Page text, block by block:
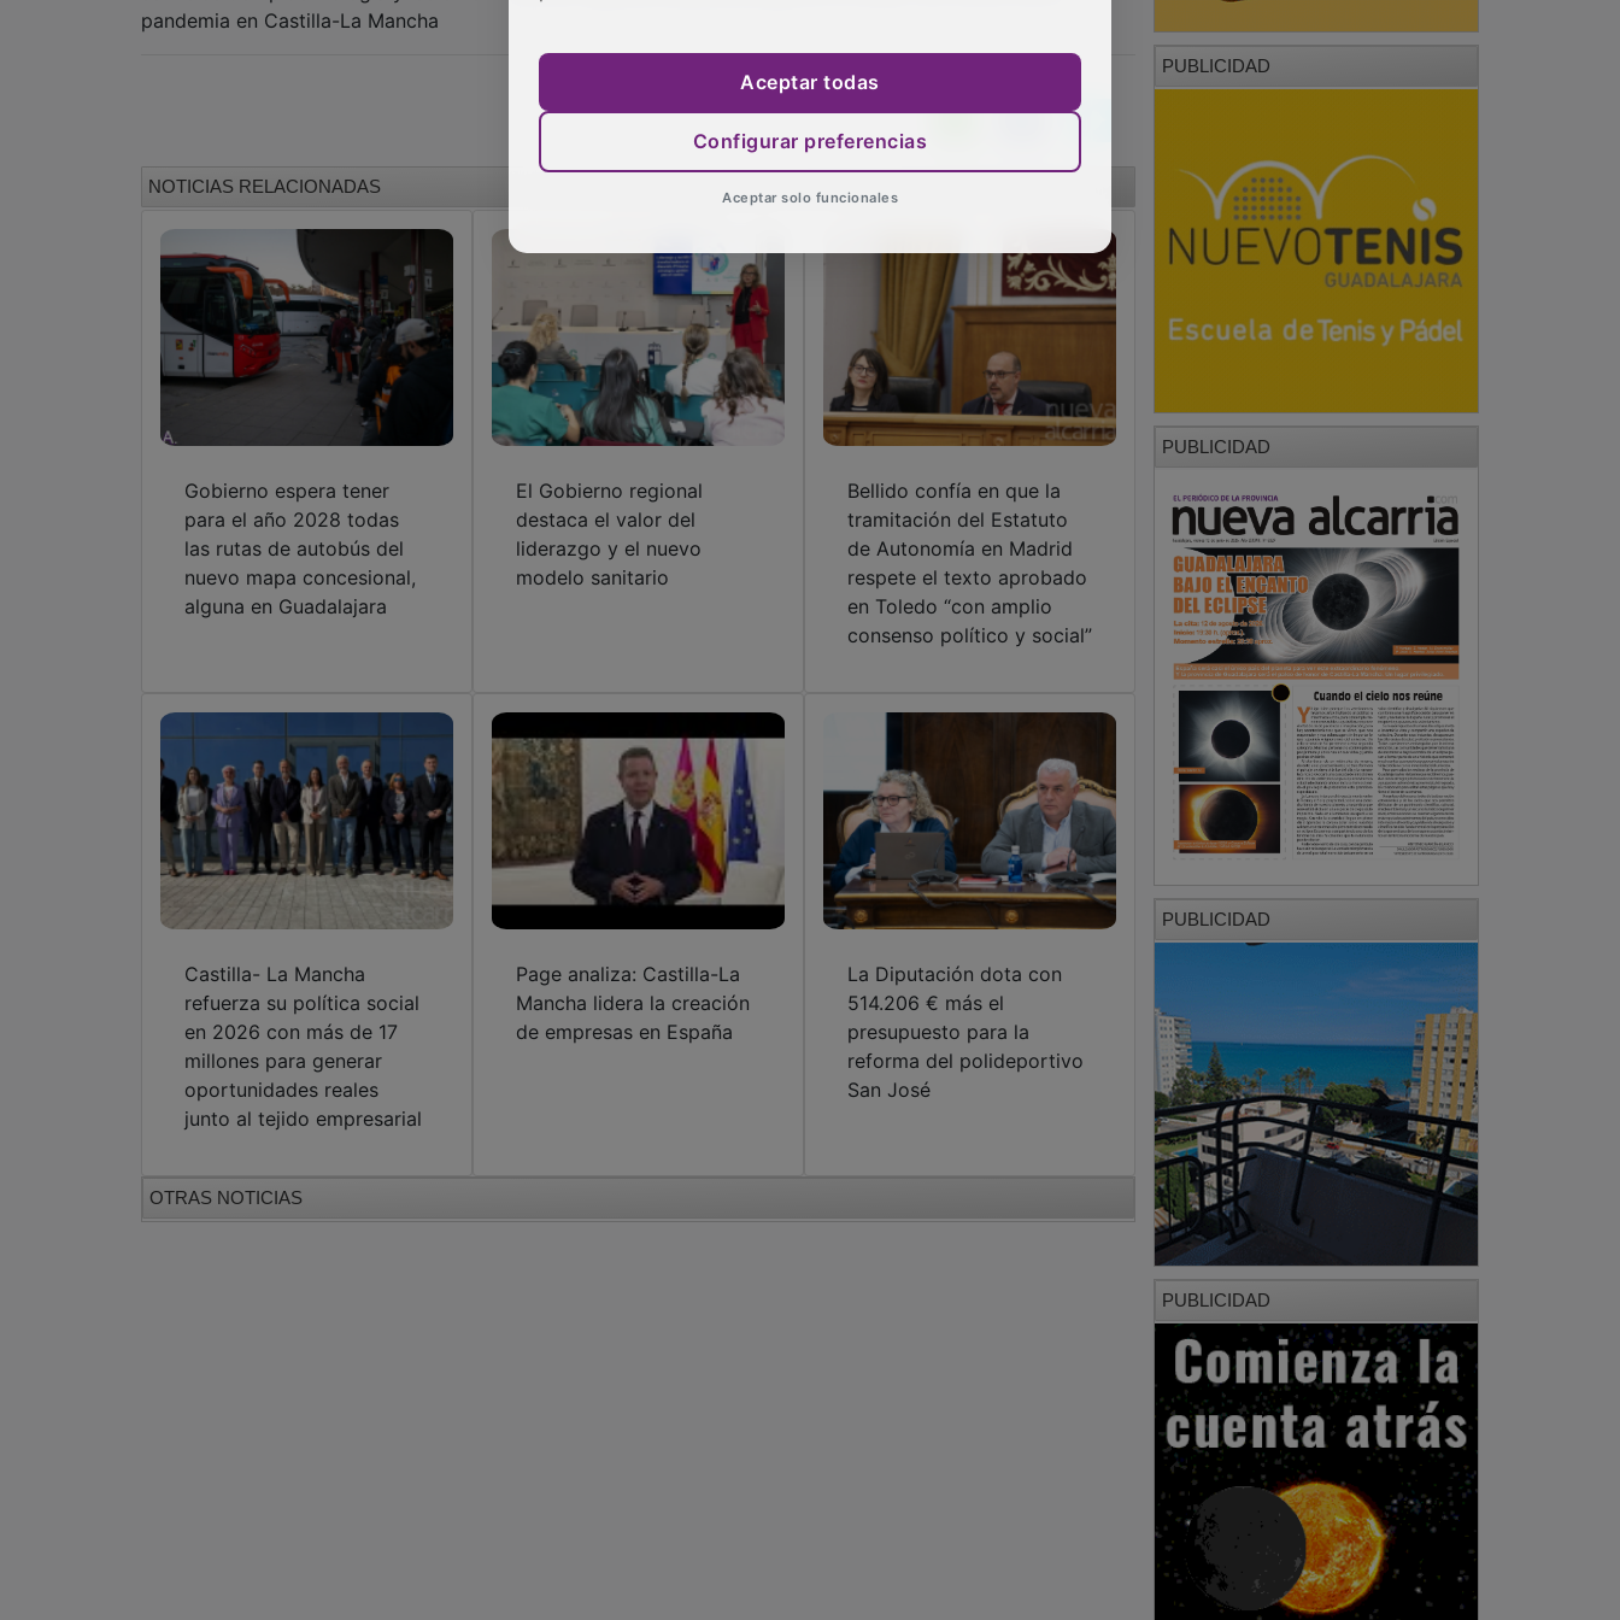
pandemia en Castilla-La Mancha
NOTICIAS RELACIONADAS
Gobierno espera tener
para el año 2028 todas
las rutas de autobús del
nuevo mapa concesional,
alguna en Guadalajara
El Gobierno regional
destaca el valor del
liderazgo y el nuevo
modelo sanitario
Bellido confía en que la
tramitación del Estatuto
de Autonomía en Madrid
respete el texto aprobado
en Toledo “con amplio
consenso político y social”
Castilla- La Mancha
refuerza su política social
en 2026 con más de 17
millones para generar
oportunidades reales
junto al tejido empresarial
Page analiza: Castilla-La
Mancha lidera la creación
de empresas en España
La Diputación dota con
514.206 € más el
presupuesto para la
reforma del polideportivo
San José
OTRAS NOTICIAS
PUBLICIDAD
PUBLICIDAD
PUBLICIDAD
PUBLICIDAD
Aceptar todas
Configurar preferencias
Aceptar solo funcionales